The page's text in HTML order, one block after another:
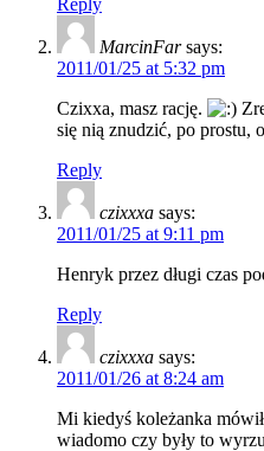
Reply
MarcinFar says:
2011/01/25 at 5:32 pm
Czixxa, masz rację.
się nią znudzić, po prostu,
Reply
czixxxa says:
2011/01/25 at 9:11 pm
Henryk przez długi czas
Reply
czixxxa says:
2011/01/26 at 8:24 am
Mi kiedyś koleżanka
wiadomo czy były to